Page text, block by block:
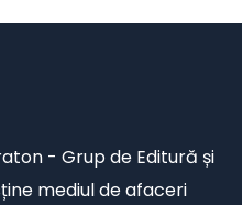
- Grup de Editură și
mediul de afaceri